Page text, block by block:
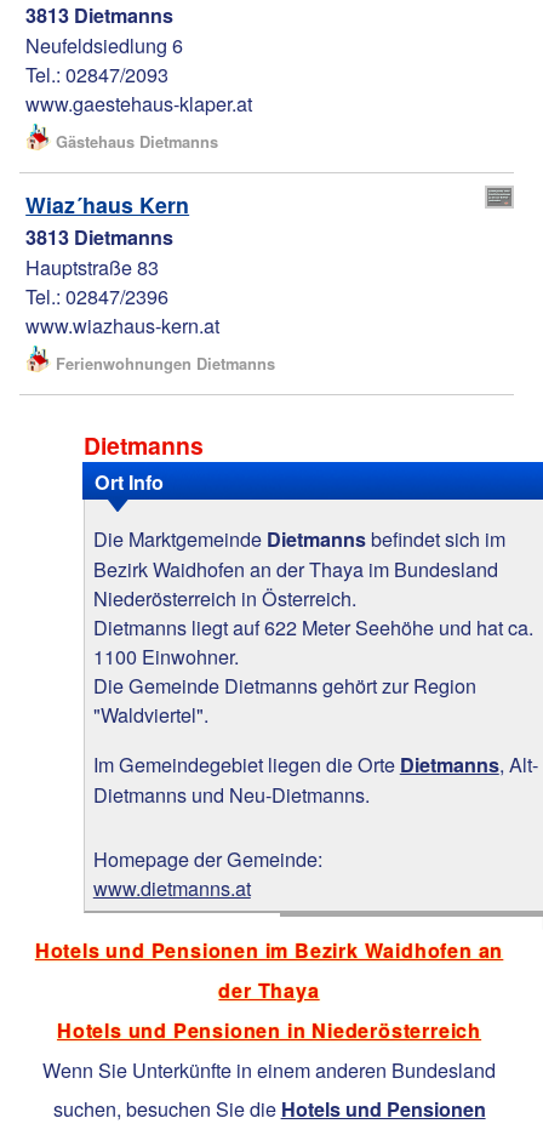
3813 Dietmanns
Neufeldsiedlung 6
Tel.: 02847/2093
www.gaestehaus-klaper.at
Gästehaus Dietmanns
Wiaz´haus Kern
3813 Dietmanns
Hauptstraße 83
Tel.: 02847/2396
www.wiazhaus-kern.at
Ferienwohnungen Dietmanns
Dietmanns
Ort Info
Die Marktgemeinde Dietmannsbefindet sich im
Bezirk Waidhofen an der Thaya im Bundesland
Niederösterreich in Österreich.
Dietmanns liegt auf 622 Meter Seehöhe und hat ca.
1100 Einwohner.
Die Gemeinde Dietmanns gehört zur Region
"Waldviertel".
Im Gemeindegebiet liegen die Orte Dietmanns, Alt-
Dietmanns und Neu-Dietmanns.
Homepage der Gemeinde:
www.dietmanns.at
Hotels und Pensionen im Bezirk Waidhofen an
der Thaya
Hotels und Pensionen in Niederösterreich
Wenn Sie Unterkünfte in einem anderen Bundesland
suchen, besuchen Sie die Hotels und Pensionen